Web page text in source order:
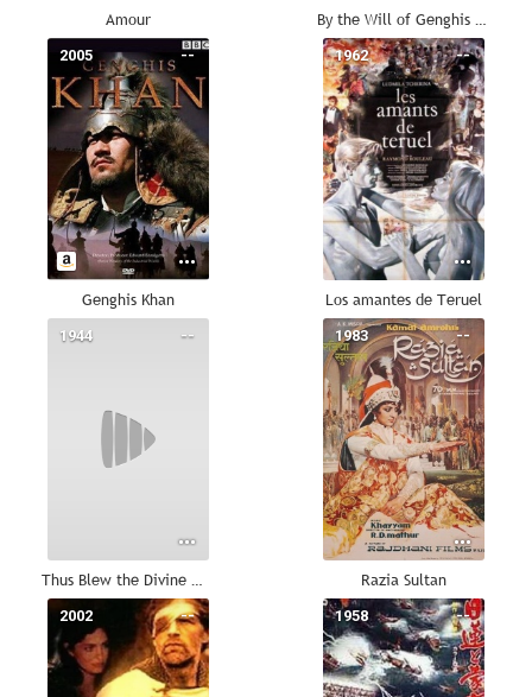
Amour By the Will of Genghis Khan
--
2005
Genghis Khan
--
1962
Los amantes de Teruel
--
1944
Thus Blew the Divine Wind
--
1983
Razia Sultan
--
2002 --
1958